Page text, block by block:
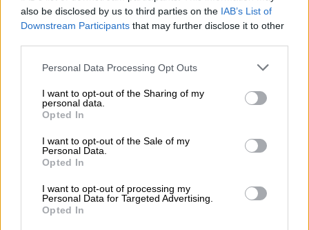
also be disclosed by us to third parties on the IAB’s List of
Downstream Participants that may further disclose it to other
Please note that this website/app uses one or more Google
not limited to your visit or usage behaviour. You may click to
grant or deny consent to Google and its third-party tags to
use your data for below specified purposes in below Google
consent section.
Personal Data Processing Opt Outs
I want to opt-out of the Sharing of my
personal data.
Opted In
I want to opt-out of the Sale of my
Personal Data.
Opted In
I want to opt-out of processing my
Personal Data for Targeted Advertising.
Opted In
Χάρτης
Έντονες αντιδράσεις για το σχέδιο
«Το συνεχιζόμενο κλείσιμο των Στενών του
αποκατάσταση της ελεύθερης ναυσιπλοΐας
είναι υψίστης σημασίας για εμάς» δήλωσε η
πρόεδρος της Ευρωπαϊκής Επιτροπής,
Ούρσουλα φον ντερ Λάιεν, σε συνέντευξη
Τύπου που παραχώρησε.